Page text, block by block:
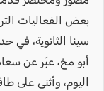
بعض الفعاليات
سينا الثانوية، في
أبو مخ، عبّر عن
اليوم، وأثنى على